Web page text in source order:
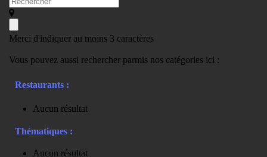
Merci d'indiquer au moins 3 caractères
Vous pouvez aussi rechercher parmis nos catégories ici :
Restaurants :
Aucun résultat
Thématiques :
Aucun résultat